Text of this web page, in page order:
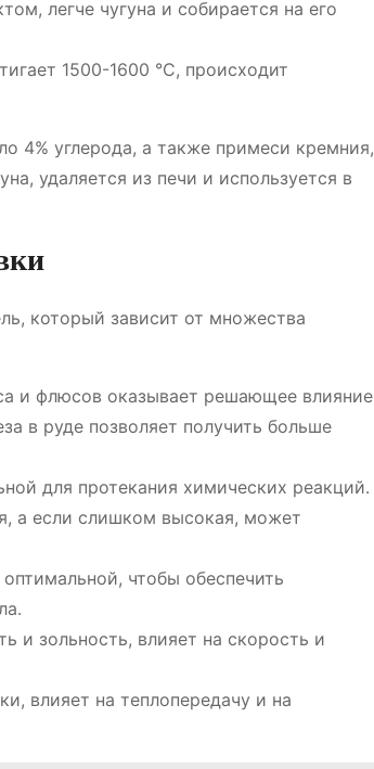
легче чугуна и собирается на его
1500-1600 °C, происходит
4% углерода, а также примеси кремния,
удаляется из печи и используется в
который зависит от множества
и флюсов оказывает решающее влияние
в руде позволяет получить больше
для протекания химических реакций․
а если слишком высокая, может
чтобы обеспечить
и зольность, влияет на скорость и
влияет на теплопередачу и на